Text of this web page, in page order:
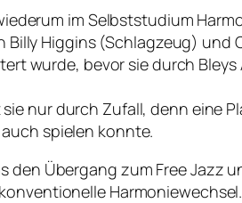
im Selbststudium
Higgins (Schlagzeug) und
wurde, bevor sie durch
nur durch Zufall, denn eine
spielen konnte.
Übergang zum Free Jazz